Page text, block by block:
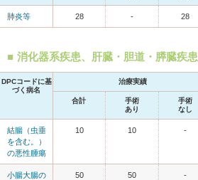
肺炎等 28 - 28
消化器系疾患、肝臓・胆道・膵臓疾患
DPCコードに基
づく病名
治療実績
合計
手術
あり
手術
なし
結腸（虫垂
を含む。）
の悪性腫瘍
10 10 -
小腸大腸の
50 50 -